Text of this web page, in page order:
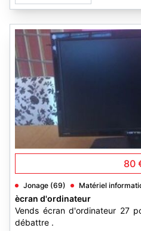
80
Jonage (69) Matériel
ècran d'ordinateur
Vends écran d'ordinateur 27
débattre .